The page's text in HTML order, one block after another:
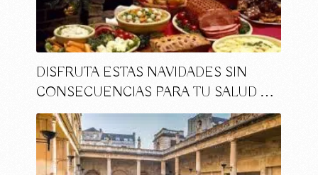
DISFRUTA ESTAS NAVIDADES SIN
CONSECUENCIAS PARA TU SALUD …